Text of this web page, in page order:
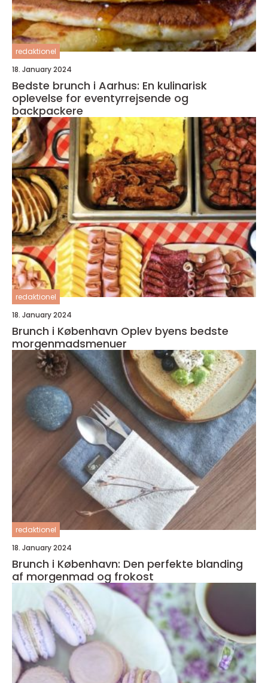
redaktionel
18. January 2024
Bedste brunch i Aarhus: En kulinarisk
oplevelse for eventyrrejsende og
backpackere
redaktionel
18. January 2024
Brunch i København Oplev byens bedste
morgenmadsmenuer
redaktionel
18. January 2024
Brunch i København: Den perfekte blanding
af morgenmad og frokost